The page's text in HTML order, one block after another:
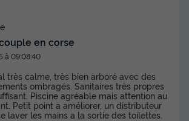
en corse
à 09:08:40
très calme, très bien arboré avec des
ombragés. Sanitaires très propres
Piscine agréable mais attention au
Petit point a améliorer, un distributeur
laver les mains a la sortie des toilettes.